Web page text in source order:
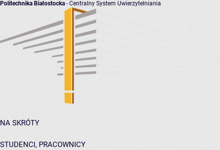
Politechnika Białostocka - Centralny System Uwierzytelniania
NA SKRÓTY
STUDENCI, PRACOWNICY